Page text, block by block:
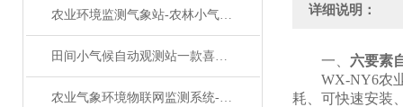
农业环境监测气象站-农林小气候监测系统：应对不好天气，给作物撑起防护伞
田间小气候自动观测站一款喜从天降的田间小气候自动观测站#2024已更新
农业气象环境物联网监测系统--农业气象环境物联网监测系统2024已更新
详细说明：
一、 六要素
WX-NY6农业
耗、可快速安装